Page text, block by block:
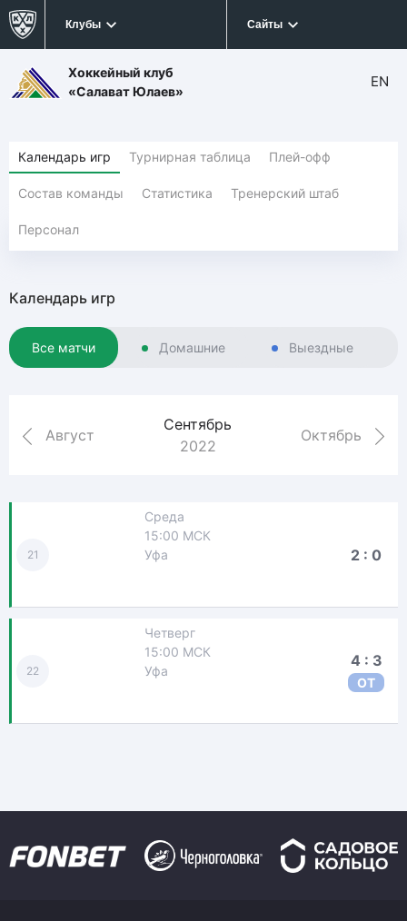
Клубы Сайты
Хоккейный клуб
«Салават Юлаев»
EN
Календарь игр Турнирная таблица Плей-офф
Состав команды Статистика Тренерский штаб
Персонал
Календарь игр
Все матчи Домашние Выездные
Август
Сентябрь
2022
Октябрь
21
Среда
15:00 МСК
Уфа
2 : 0
22
Четверг
15:00 МСК
Уфа
4 : 3
ОТ